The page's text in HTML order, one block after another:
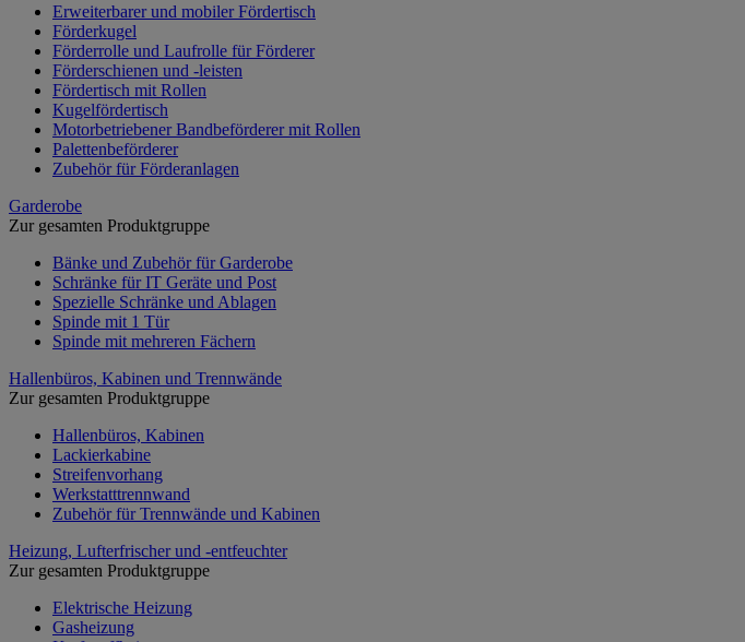
Erweiterbarer und mobiler Fördertisch
Förderkugel
Förderrolle und Laufrolle für Förderer
Förderschienen und -leisten
Fördertisch mit Rollen
Kugelfördertisch
Motorbetriebener Bandbeförderer mit Rollen
Palettenbeförderer
Zubehör für Förderanlagen
Garderobe
Zur gesamten Produktgruppe
Bänke und Zubehör für Garderobe
Schränke für IT Geräte und Post
Spezielle Schränke und Ablagen
Spinde mit 1 Tür
Spinde mit mehreren Fächern
Hallenbüros, Kabinen und Trennwände
Zur gesamten Produktgruppe
Hallenbüros, Kabinen
Lackierkabine
Streifenvorhang
Werkstatttrennwand
Zubehör für Trennwände und Kabinen
Heizung, Lufterfrischer und -entfeuchter
Zur gesamten Produktgruppe
Elektrische Heizung
Gasheizung